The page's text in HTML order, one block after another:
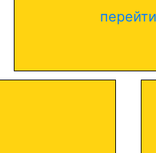
перейти